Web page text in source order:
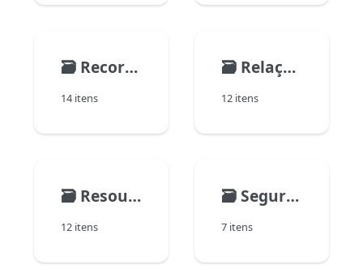
🗃️ Records
14 itens
🗃️ Relações
12 itens
🗃️ Resources
12 itens
🗃️Segurança dos dados
7 itens